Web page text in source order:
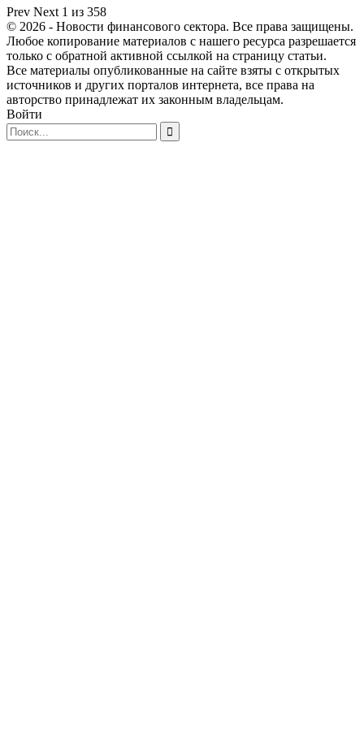
Prev Next 1 из 358
© 2026 - Новости финансового сектора. Все права защищены.
Любое копирование материалов с нашего ресурса разрешается
только с обратной активной ссылкой на страницу статьи.
Все материалы опубликованные на сайте взяты с открытых
источников и других порталов интернета, все права на
авторство принадлежат их законным владельцам.
Войти